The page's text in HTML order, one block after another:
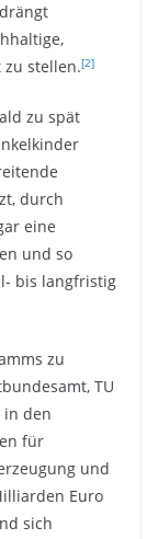
stellen.[2]
zu spät
durch
eine
und so
bis langfristig
zu
TU
in den
für
und
Euro
sich